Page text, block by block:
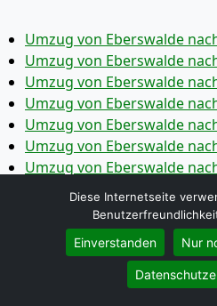
Umzug von Eberswalde
Umzug von Eberswalde
Umzug von Eberswalde
Umzug von Eberswalde
Umzug von Eberswalde
Umzug von Eberswalde
Umzug von Eberswalde
Umzug von Eberswalde
Umzug von Eberswalde
Umzug von Eberswalde
Umzug von Eberswalde
Umzug von Eberswalde
Umzug von Eberswalde
Diese Internetseite
Einverstanden Nur